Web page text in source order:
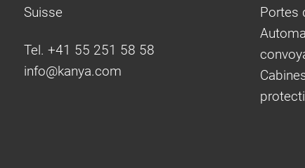
Suisse
Tel. +41 55 251 58 58
info@kanya.com
Portes